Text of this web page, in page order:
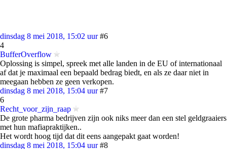
dinsdag 8 mei 2018, 15:02 uur #6
4
BufferOverflow
Oplossing is simpel, spreek met alle landen in de EU of internationaal
af dat je maximaal een bepaald bedrag biedt, en als ze daar niet in
meegaan hebben ze geen verkopen.
dinsdag 8 mei 2018, 15:04 uur #7
6
Recht_voor_zijn_raap
De grote pharma bedrijven zijn ook niks meer dan een stel geldgraaiers
met hun mafiapraktijken..
Het wordt hoog tijd dat dit eens aangepakt gaat worden!
dinsdag 8 mei 2018, 15:04 uur #8